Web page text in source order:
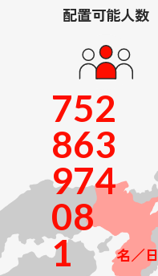
配置可能人数
7
8
9
0
1
5
6
7
8
2
3
4
184
名／日